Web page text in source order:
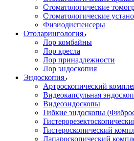
Стоматологические
Стоматологические
Физиодиспенсеры
Отоларингология
Лор комбайны
Лор кресла
Лор принадлежности
Лор эндоскопия
Эндоскопия
Артроскопический
Видеокапсульная
Видеоэндоскопы
Гибкие эндоскопы
Гистероскопический
Лапароскопический